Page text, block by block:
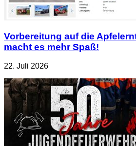
Vorbereitung auf die
macht es mehr Spaß!
22. Juli 2026